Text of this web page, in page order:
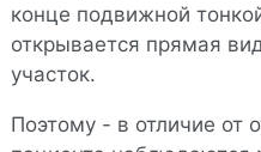
конце подвижной
открывается прямая
участок.
Поэтому - в отличие от